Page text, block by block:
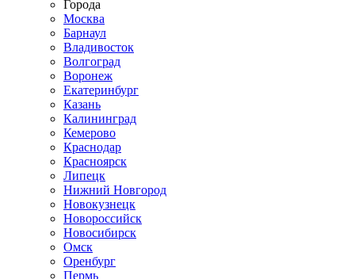
Города
Москва
Барнаул
Владивосток
Волгоград
Воронеж
Екатеринбург
Казань
Калининград
Кемерово
Краснодар
Красноярск
Липецк
Нижний Новгород
Новокузнецк
Новороссийск
Новосибирск
Омск
Оренбург
Пермь